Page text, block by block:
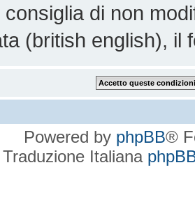
consiglia di non
(british english), il
Powered by phpBB®
Traduzione Italiana